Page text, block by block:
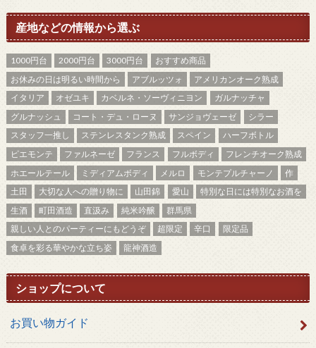
産地などの情報から選ぶ
1000円台 2000円台 3000円台
おすすめ商品
お休みの日は明るい時間から
アブルッツォ
アメリカンオーク熟成
イタリア
オゼユキ カベルネ・ソーヴィニヨン
ガルナッチャ
グルナッシュ
コート・デュ・ローヌ サンジョヴェーゼ
シラー
スタッフ一推し
ステンレスタンク熟成 スペイン
ハーフボトル
ピエモンテ
ファルネーゼ フランス フルボディ
フレンチオーク熟成
ホエールテール
ミディアムボディ メルロ モンテプルチャーノ
作
土田
大切な人への贈り物に 山田錦 愛山
特別な日には特別なお酒を
生酒
町田酒造 直汲み 純米吟醸
群馬県
親しい人とのパーティーにもどうぞ
超限定 辛口
限定品
食卓を彩る華やかな立ち姿
龍神酒造
ショップについて
お買い物ガイド